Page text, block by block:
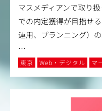
マスメディアンで取り
での内定獲得が目指せ
運用、プランニング）
…
東京 Web・デジタル マ